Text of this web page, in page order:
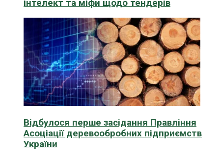
інтелект та міфи щодо тендерів
Відбулося перше засідання Правління
Асоціації деревообробних підприємств
України